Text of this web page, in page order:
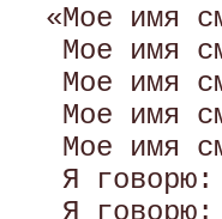
«Мое имя
Мое имя
Мое имя
Мое имя
Мое имя
Я
Я